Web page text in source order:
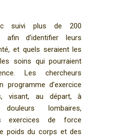
suivi plus de 200
afin d’identifier leurs
et quels seraient les
soins qui pourraient
Les chercheurs
programme d’exercice
visant, au départ, à
lombaires,
exercices de force
poids du corps et des